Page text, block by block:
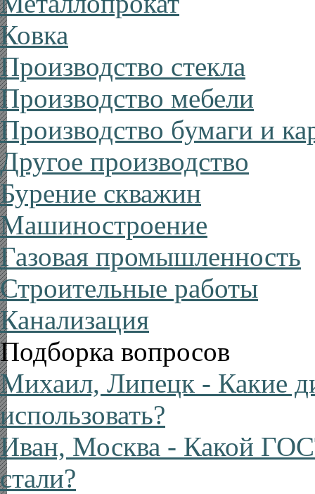
Ковка
Производство стекла
Производство мебели
Производство бумаги и
Другое производство
Бурение скважин
Машиностроение
Газовая промышленность
Строительные работы
Канализация
Подборка вопросов
Михаил, Липецк - Какие
использовать?
Иван, Москва - Какой
стали?